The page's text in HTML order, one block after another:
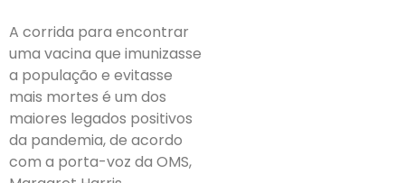
A corrida para encontrar
uma vacina que imunizasse
a população e evitasse
mais mortes é um dos
maiores legados positivos
da pandemia, de acordo
com a porta-voz da OMS,